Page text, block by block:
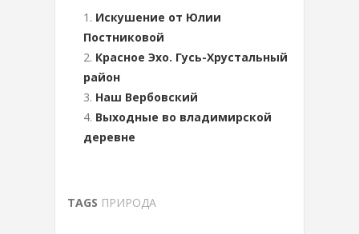
Искушение от Юлии
Постниковой
Красное Эхо. Гусь-Хрустальный
район
Наш Вербовский
Выходные во владимирской
деревне
TAGS ПРИРОДА